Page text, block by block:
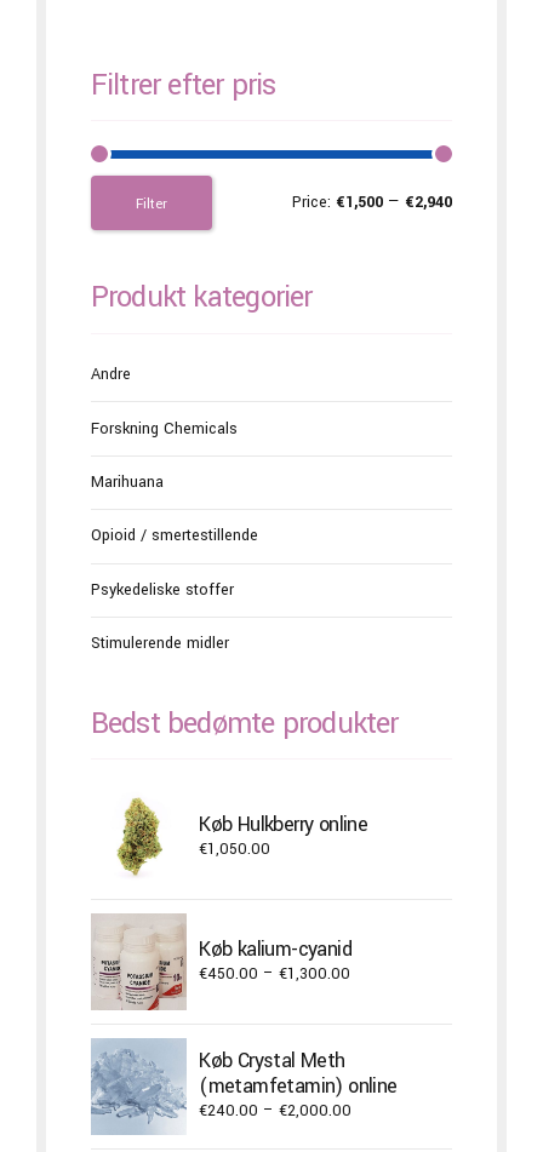
Filtrer efter pris
Filter Price: €1,500 — €2,940
Produkt kategorier
Andre
Forskning Chemicals
Marihuana
Opioid / smertestillende
Psykedeliske stoffer
Stimulerende midler
Bedst bedømte produkter
Køb Hulkberry online
€1,050.00
Køb kalium-cyanid
€450.00 – €1,300.00
€1,300.00
Køb Crystal Meth
(metamfetamin) online
€240.00 – €2,000.00